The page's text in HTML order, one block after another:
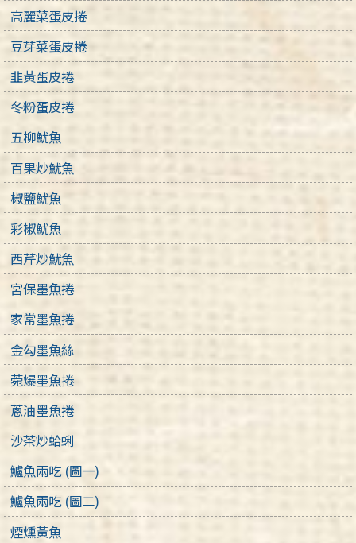
高麗菜蛋皮捲
豆芽菜蛋皮捲
韭黃蛋皮捲
冬粉蛋皮捲
五柳魷魚
百果炒魷魚
椒鹽魷魚
彩椒魷魚
西芹炒魷魚
宮保墨魚捲
家常墨魚捲
金勾墨魚絲
菀爆墨魚捲
蔥油墨魚捲
沙茶炒蛤蜊
鱸魚兩吃 (圖一)
鱸魚兩吃 (圖二)
煙燻黃魚